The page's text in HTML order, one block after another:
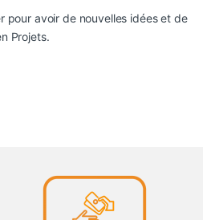
pour avoir de nouvelles idées et de
Projets.